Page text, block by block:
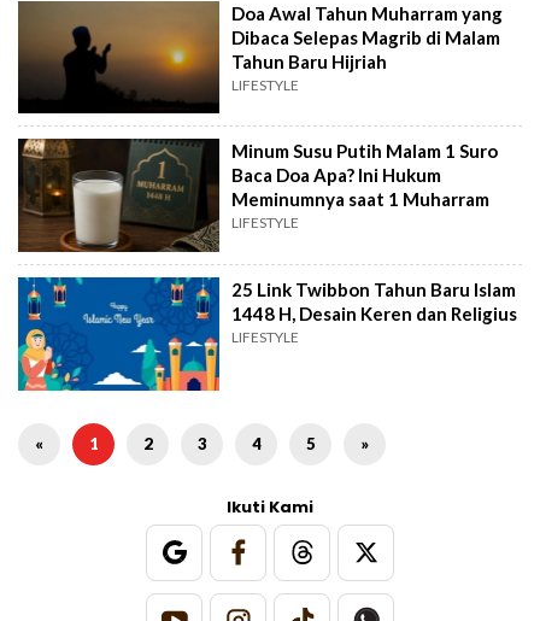
Doa Awal Tahun Muharram yang
Dibaca Selepas Magrib di Malam
Tahun Baru Hijriah
LIFESTYLE
Minum Susu Putih Malam 1 Suro
Baca Doa Apa? Ini Hukum
Meminumnya saat 1 Muharram
LIFESTYLE
25 Link Twibbon Tahun Baru Islam
1448 H, Desain Keren dan Religius
LIFESTYLE
« 1 2 3 4 5 »
Ikuti Kami